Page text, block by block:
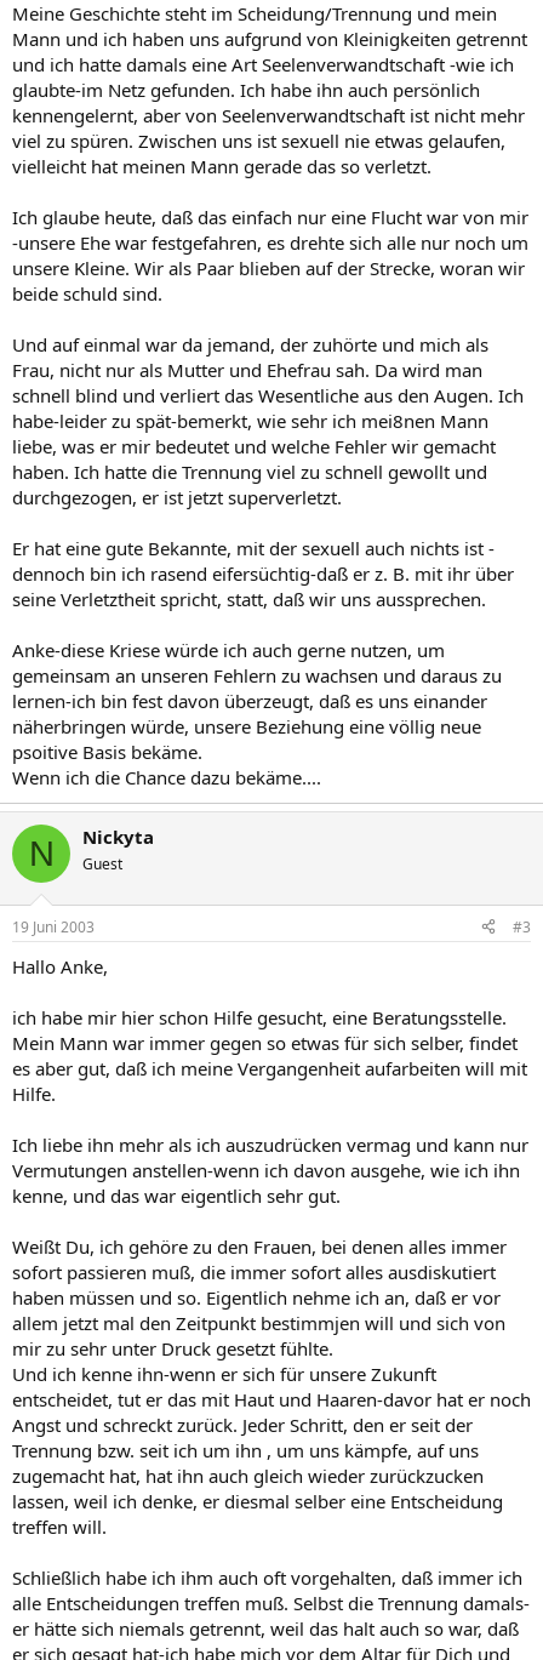
Meine Geschichte steht im Scheidung/Trennung und mein
Mann und ich haben uns aufgrund von Kleinigkeiten getrennt
und ich hatte damals eine Art Seelenverwandtschaft -wie ich
glaubte-im Netz gefunden. Ich habe ihn auch persönlich
kennengelernt, aber von Seelenverwandtschaft ist nicht mehr
viel zu spüren. Zwischen uns ist sexuell nie etwas gelaufen,
vielleicht hat meinen Mann gerade das so verletzt.
Ich glaube heute, daß das einfach nur eine Flucht war von mir
-unsere Ehe war festgefahren, es drehte sich alle nur noch um
unsere Kleine. Wir als Paar blieben auf der Strecke, woran wir
beide schuld sind.
Und auf einmal war da jemand, der zuhörte und mich als
Frau, nicht nur als Mutter und Ehefrau sah. Da wird man
schnell blind und verliert das Wesentliche aus den Augen. Ich
habe-leider zu spät-bemerkt, wie sehr ich mei8nen Mann
liebe, was er mir bedeutet und welche Fehler wir gemacht
haben. Ich hatte die Trennung viel zu schnell gewollt und
durchgezogen, er ist jetzt superverletzt.
Er hat eine gute Bekannte, mit der sexuell auch nichts ist -
dennoch bin ich rasend eifersüchtig-daß er z. B. mit ihr über
seine Verletztheit spricht, statt, daß wir uns aussprechen.
Anke-diese Kriese würde ich auch gerne nutzen, um
gemeinsam an unseren Fehlern zu wachsen und daraus zu
lernen-ich bin fest davon überzeugt, daß es uns einander
näherbringen würde, unsere Beziehung eine völlig neue
psoitive Basis bekäme.
Wenn ich die Chance dazu bekäme....
N Nickyta
Guest
19 Juni 2003 #3
Hallo Anke,
ich habe mir hier schon Hilfe gesucht, eine Beratungsstelle.
Mein Mann war immer gegen so etwas für sich selber, findet
es aber gut, daß ich meine Vergangenheit aufarbeiten will mit
Hilfe.
Ich liebe ihn mehr als ich auszudrücken vermag und kann nur
Vermutungen anstellen-wenn ich davon ausgehe, wie ich ihn
kenne, und das war eigentlich sehr gut.
Weißt Du, ich gehöre zu den Frauen, bei denen alles immer
sofort passieren muß, die immer sofort alles ausdiskutiert
haben müssen und so. Eigentlich nehme ich an, daß er vor
allem jetzt mal den Zeitpunkt bestimmjen will und sich von
mir zu sehr unter Druck gesetzt fühlte.
Und ich kenne ihn-wenn er sich für unsere Zukunft
entscheidet, tut er das mit Haut und Haaren-davor hat er noch
Angst und schreckt zurück. Jeder Schritt, den er seit der
Trennung bzw. seit ich um ihn , um uns kämpfe, auf uns
zugemacht hat, hat ihn auch gleich wieder zurückzucken
lassen, weil ich denke, er diesmal selber eine Entscheidung
treffen will.
Schließlich habe ich ihm auch oft vorgehalten, daß immer ich
alle Entscheidungen treffen muß. Selbst die Trennung damals-
er hätte sich niemals getrennt, weil das halt auch so war, daß
er sich gesagt hat-ich habe mich vor dem Altar für Dich und